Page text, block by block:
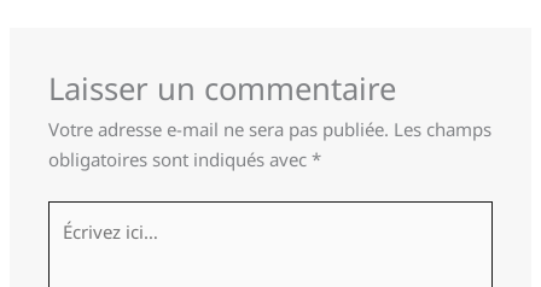
Laisser un commentaire
Votre adresse e-mail ne sera pas publiée. Les champs
obligatoires sont indiqués avec*
Écrivez
ici…